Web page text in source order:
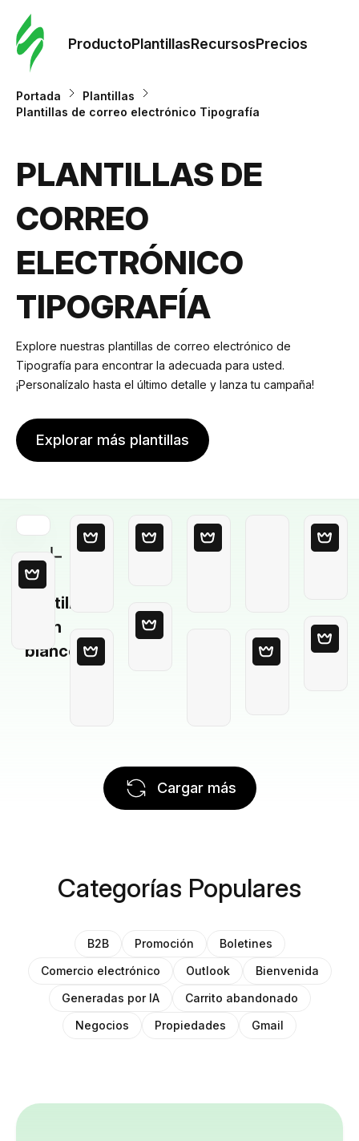
ProductoPlantillasRecursosPrecios
Portada
Plantillas
Plantillas de correo electrónico Tipografía
PLANTILLAS DE
CORREO
ELECTRÓNICO
TIPOGRAFÍA
Explore nuestras plantillas de correo electrónico de
Tipografía para encontrar la adecuada para usted.
¡Personalízalo hasta el último detalle y lanza tu campaña!
Explorar más plantillas
Plantilla
en
blanco
Cargar más
Categorías Populares
B2B Promoción
Boletines
Comercio electrónico
Outlook
Bienvenida
Generadas por IA
Carrito abandonado
Negocios
Propiedades Gmail